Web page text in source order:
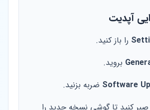
آپدیت
را باز کنید.
بروید.
Software ضربه بزنید.
کنید تا گوشی نسخه جدید را